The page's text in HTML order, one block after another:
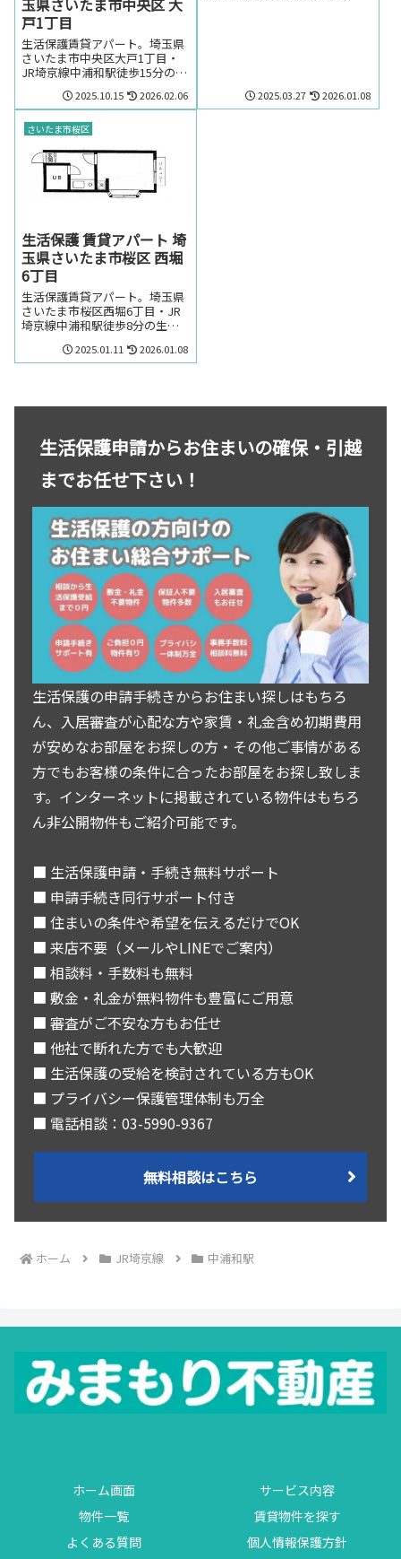
戸1丁目
生活保護賃貸アパート。埼玉県
さいたま市中央区大戸1丁目・
JR埼京線中浦和駅徒歩15分の生
活保護の方でも賃貸可能なアパ
ート。埼玉県さいたま市中央区
大戸1丁目・JR埼京線中浦和駅
周辺のお部屋を探しの方はお気
2025.10.15 2026.02.06 2025.03.27 2026.01.08
さいたま市桜区
生活保護 賃貸アパート 埼
玉県さいたま市桜区 西堀
6丁目
生活保護賃貸アパート。埼玉県
さいたま市桜区西堀6丁目・JR
埼京線中浦和駅徒歩8分の生活
ト。埼玉県さいたま市桜区西堀
6丁目・JR埼京線中浦和駅周辺
2025.01.11 2026.01.08
生活保護申請からお住まいの確保・引越
までお任せ下さい！
生活保護の申請手続きからお住まい探しはもちろ
ん、入居審査が心配な方や家賃・礼金含め初期費用
が安めなお部屋をお探しの方・その他ご事情がある
方でもお客様の条件に合ったお部屋をお探し致しま
す。インターネットに掲載されている物件はもちろ
ん非公開物件もご紹介可能です。
■ 生活保護申請・手続き無料サポート
■ 申請手続き同行サポート付き
■ 住まいの条件や希望を伝えるだけでOK
■ 来店不要（メールやLINEでご案内）
■ 相談料・手数料も無料
■ 敷金・礼金が無料物件も豊富にご用意
■ 審査がご不安な方もお任せ
■ 他社で断れた方でも大歓迎
■ 生活保護の受給を検討されている方もOK
■ プライバシー保護管理体制も万全
■ 電話相談：03-5990-9367
無料相談はこちら
ホーム JR埼京線 中浦和駅
ホーム画面
サービス内容
物件一覧
賃貸物件を探す
よくある質問
個人情報保護方針